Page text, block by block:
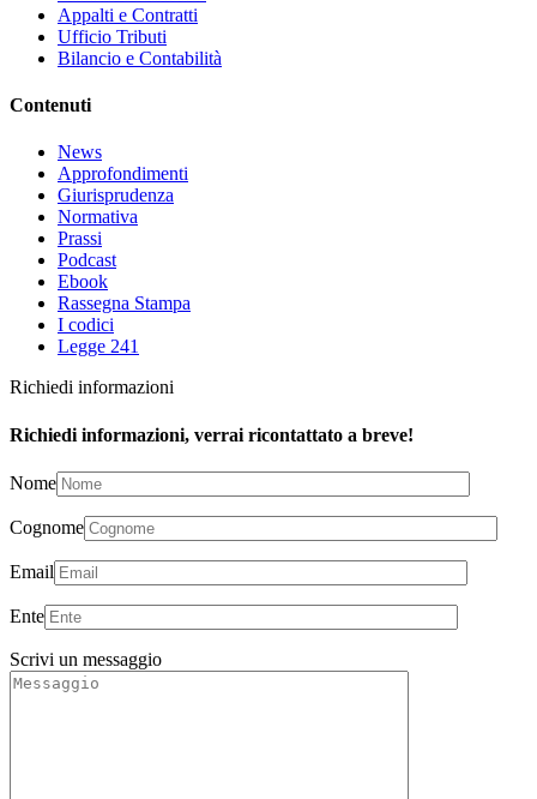
Appalti e Contratti
Ufficio Tributi
Bilancio e Contabilità
Contenuti
News
Approfondimenti
Giurisprudenza
Normativa
Prassi
Podcast
Ebook
Rassegna Stampa
I codici
Legge 241
Richiedi informazioni
Richiedi informazioni, verrai ricontattato a breve!
Nome
Cognome
Email
Ente
Scrivi un messaggio